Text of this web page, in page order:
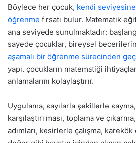
Böylece her çocuk, kendi seviyesine
öğrenme fırsatı bulur. Matematik
ana seviyede sunulmaktadır:
sayede çocuklar, bireysel
aşamalı bir öğrenme sürecinden
yapı, çocukların matematiği
anlamalarını kolaylaştırır.
Uygulama, sayılarla şekillerle sayma,
karşılaştırılması, toplama ve
adımları, kesirlerle çalışma,